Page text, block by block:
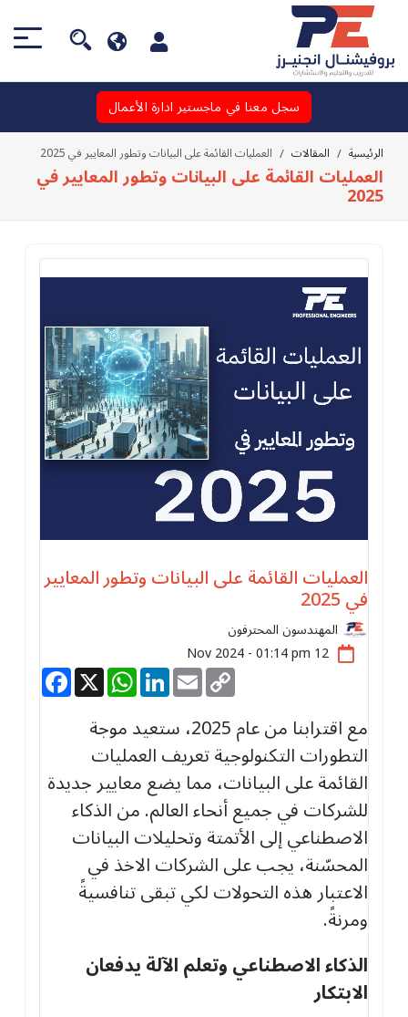
سجل معنا في ماجستير ادارة الأعمال
الرئيسية المقالات العمليات القائمة على البيانات وتطور المعايير في 2025
العمليات القائمة على البيانات وتطور المعايير في
2025
العمليات القائمة على البيانات وتطور المعايير
في 2025
المهندسون المحترفون
12 Nov 2024 - 01:14 pm
Facebook
X
WhatsAppLinkedInEmailCopy
Link
مع اقترابنا من عام 2025، ستعيد موجة
التطورات التكنولوجية تعريف العمليات
القائمة على البيانات، مما يضع معايير جديدة
للشركات في جميع أنحاء العالم. من الذكاء
الاصطناعي إلى الأتمتة وتحليلات البيانات
المحسّنة، يجب على الشركات الاخذ في
الاعتبار هذه التحولات لكي تبقى تنافسيةً
ومرنةً.
الذكاء الاصطناعي وتعلم الآلة يدفعان
الابتكار